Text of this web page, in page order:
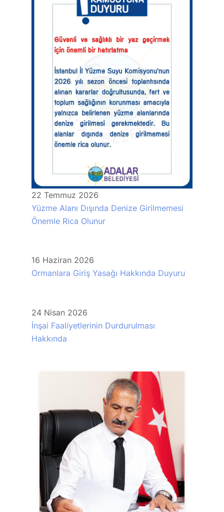
22 Temmuz 2026
Yüzme Alanı Dışında Denize Girilmemesi
Önemle Rica Olunur
16 Haziran 2026
Ormanlara Giriş Yasağı Hakkında Duyuru
24 Nisan 2026
İnşai Faaliyetlerinin Durdurulması
Hakkında